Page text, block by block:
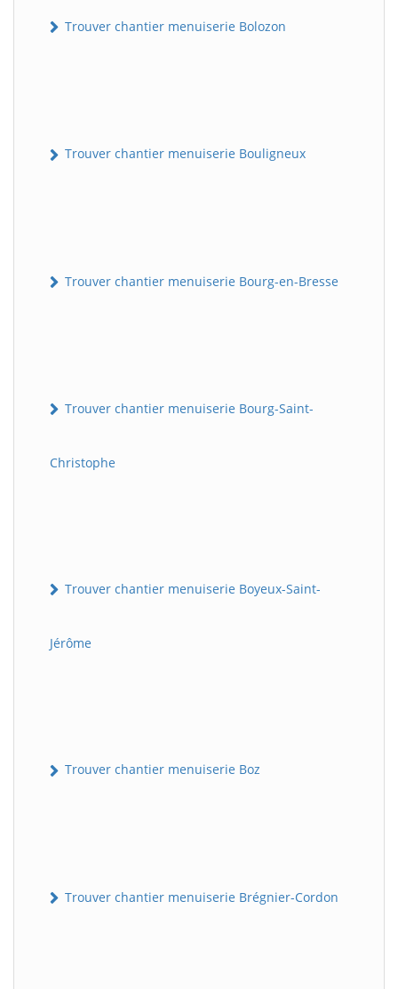
Trouver chantier menuiserie Bolozon
Trouver chantier menuiserie Bouligneux
Trouver chantier menuiserie Bourg-en-Bresse
Trouver chantier menuiserie Bourg-Saint-
Christophe
Trouver chantier menuiserie Boyeux-Saint-
Jérôme
Trouver chantier menuiserie Boz
Trouver chantier menuiserie Brégnier-Cordon